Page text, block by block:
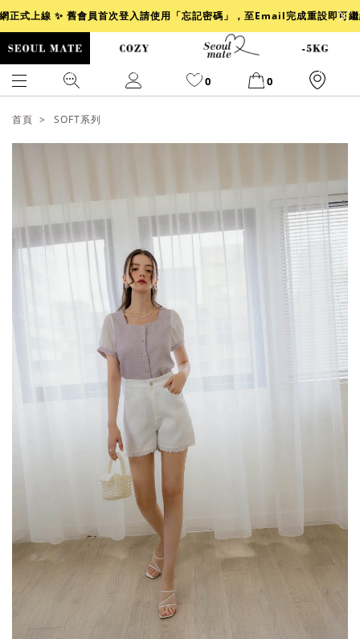
正式上線 ✨ 舊會員首次登入請使用「忘記密碼」，至Email完成重設即可
0 0
小香風 透膚 牛仔
襯衫 褲裙 牛仔裙 冰感
首頁 SOFT系列